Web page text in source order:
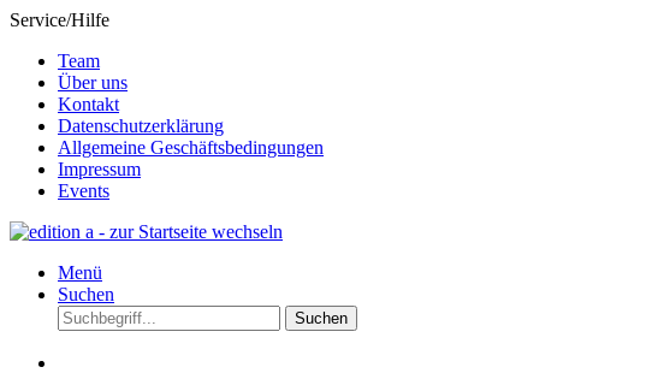
Service/Hilfe
Team
Über uns
Kontakt
Datenschutzerklärung
Allgemeine Geschäftsbedingungen
Impressum
Events
Menü
Suchen
Suchen